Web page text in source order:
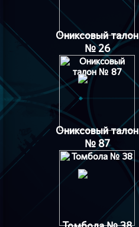
Ониксовый талон
№ 26
Ониксовый талон
№ 87